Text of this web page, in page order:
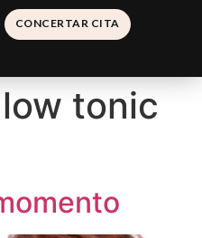
CONCERTAR CITA
tonic